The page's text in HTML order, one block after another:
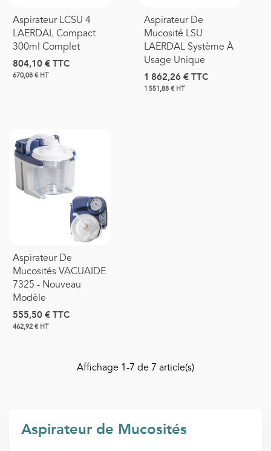
Aspirateur de Mucosités
Aspirateur LCSU 4
LAERDAL Compact
300ml Complet
804,10 €TTC
670,08 € HT
Aspirateur De
Mucosité LSU
LAERDAL Système À
Usage Unique
1 862,26 €TTC
1 551,88 € HT
Aspirateur De
Mucosités VACUAIDE
7325 - Nouveau
Modèle
555,50 €TTC
462,92 € HT
Affichage 1-7 de 7 article(s)